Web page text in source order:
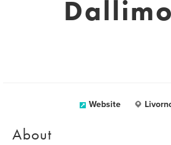
Website
About